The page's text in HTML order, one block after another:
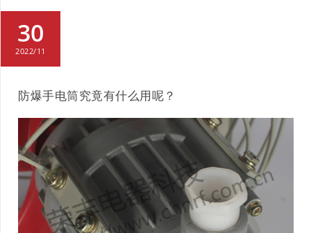
30
2022/11
防爆手电筒究竟有什么用呢？